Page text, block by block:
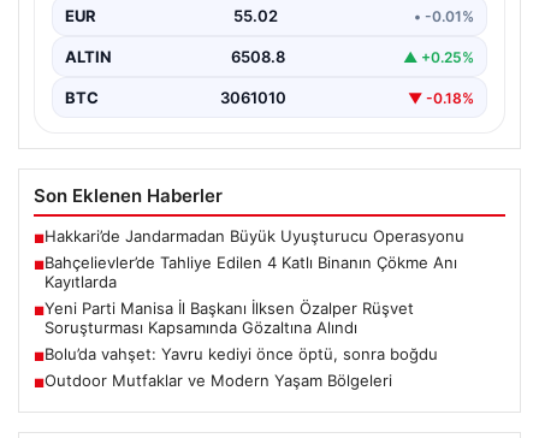
EUR 55.02 • -0.01%
ALTIN 6508.8 ▲ +0.25%
BTC 3061010 ▼ -0.18%
Son Eklenen Haberler
■Hakkari’de Jandarmadan Büyük Uyuşturucu Operasyonu
■Bahçelievler’de Tahliye Edilen 4 Katlı Binanın Çökme Anı
Kayıtlarda
■Yeni Parti Manisa İl Başkanı İlksen Özalper Rüşvet
Soruşturması Kapsamında Gözaltına Alındı
■Bolu’da vahşet: Yavru kediyi önce öptü, sonra boğdu
■Outdoor Mutfaklar ve Modern Yaşam Bölgeleri